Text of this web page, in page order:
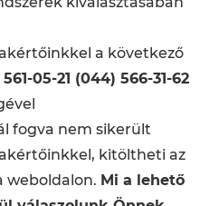
a következő
05-21 (044) 566-31-62
fogva nem sikerült
kitöltheti az
weboldalon. Mi a lehető